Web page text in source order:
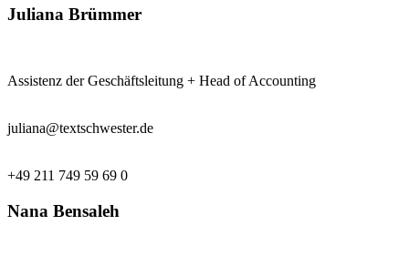
Juliana Brümmer
Assistenz der Geschäftsleitung + Head of Accounting
juliana@textschwester.de
+49 211 749 59 69 0
Nana Bensaleh